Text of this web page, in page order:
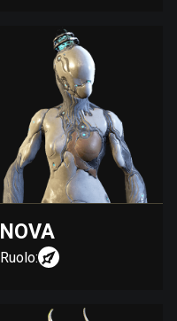
NOVA
Ruolo: